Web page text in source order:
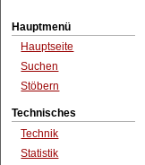
Hauptmenü
Hauptseite
Suchen
Stöbern
Technisches
Technik
Statistik